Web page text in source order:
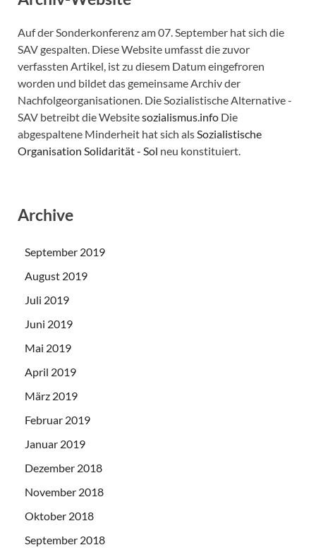
Auf der Sonderkonferenz am 07. September hat sich die
SAV gespalten. Diese Website umfasst die zuvor
verfassten Artikel, ist zu diesem Datum eingefroren
worden und bildet das gemeinsame Archiv der
Nachfolgeorganisationen. Die Sozialistische Alternative -
SAV betreibt die Websitesozialismus.info Die
abgespaltene Minderheit hat sich alsSozialistische
Organisation Solidarität - Sol neu konstituiert.
Archive
September 2019
August 2019
Juli 2019
Juni 2019
Mai 2019
April 2019
März 2019
Februar 2019
Januar 2019
Dezember 2018
November 2018
Oktober 2018
September 2018